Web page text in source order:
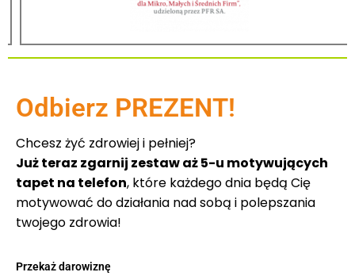
Odbierz PREZENT!
Chcesz żyć zdrowiej i pełniej?
Już teraz zgarnij zestaw aż 5-u motywujących
tapet na telefon, które każdego dnia będą Cię
motywować do działania nad sobą i polepszania
twojego zdrowia!
Przekaż darowiznę